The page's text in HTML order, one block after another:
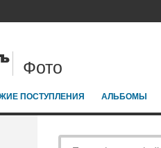
Фото
ПОСТУПЛЕНИЯ АЛЬБОМЫ